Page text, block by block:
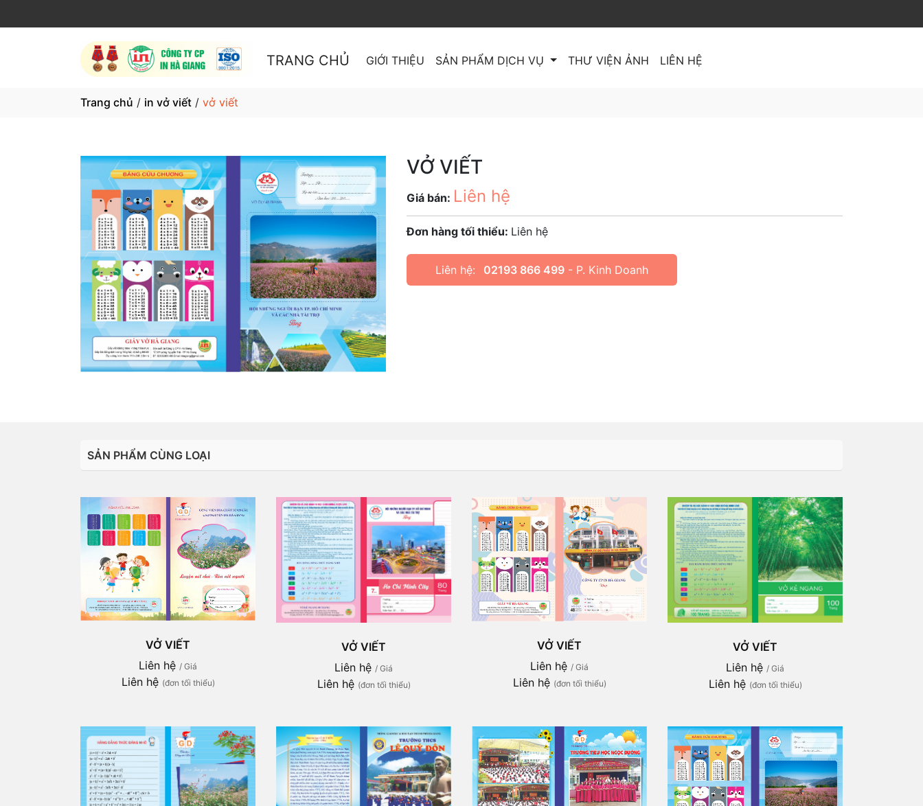
TRANG CHỦ GIỚI THIỆU SẢN PHẨM DỊCH VỤ THƯ VIỆN ẢNH LIÊN HỆ
Trang chủ / in vở viết / vở viết
VỞ VIẾT
Giá bán: Liên hệ
Đơn hàng tối thiểu: Liên hệ
Liên hệ: 02193 866 499- P. Kinh Doanh
SẢN PHẨM CÙNG LOẠI
VỞ VIẾT
Liên hệ / Giá
Liên hệ (đơn tối thiểu)
VỞ VIẾT
Liên hệ / Giá
Liên hệ (đơn tối thiểu)
VỞ VIẾT
Liên hệ / Giá
Liên hệ (đơn tối thiểu)
VỞ VIẾT
Liên hệ / Giá
Liên hệ (đơn tối thiểu)